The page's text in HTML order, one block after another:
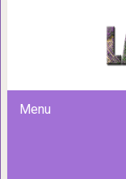
Menu